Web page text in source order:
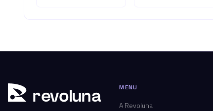
revoluna MENU
A Revoluna